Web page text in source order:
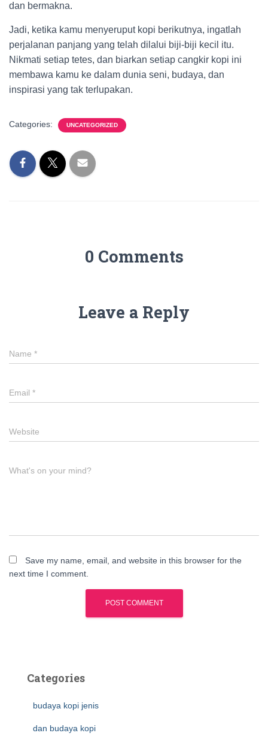
dan bermakna.
Jadi, ketika kamu menyeruput kopi berikutnya, ingatlah
perjalanan panjang yang telah dilalui biji-biji kecil itu.
Nikmati setiap tetes, dan biarkan setiap cangkir kopi ini
membawa kamu ke dalam dunia seni, budaya, dan
inspirasi yang tak terlupakan.
Categories: UNCATEGORIZED
0 Comments
Leave a Reply
Name *
Email *
Website
What's on your mind?
Save my name, email, and website in this browser for the
next time I comment.
Categories
budaya kopi jenis
dan budaya kopi